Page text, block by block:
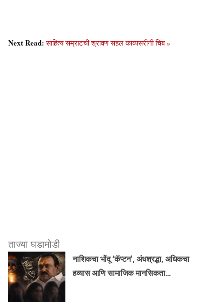
Next Read:साहित्य सम्राटची श्रावण सहल काव्यसरींनी चिंब »
ताज्या घडामोडी
नाशिकचा भोंदू ‘कॅप्टन’, अंधश्रद्धा, अधिकचा
हव्यास आणि सामाजिक मानसिकता…